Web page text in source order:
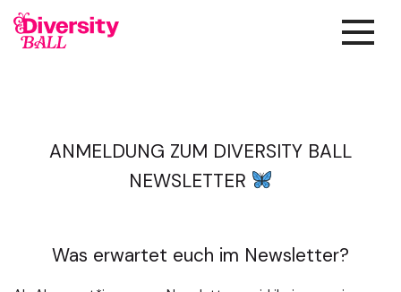
ANMELDUNG ZUM DIVERSITY BALL
NEWSLETTER
Was erwartet euch im Newsletter?